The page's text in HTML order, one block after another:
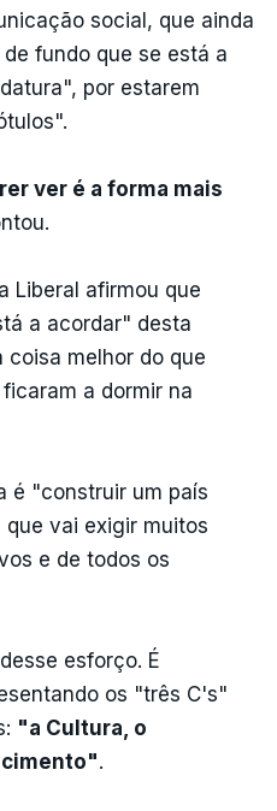
social, que ainda
fundo que se está a
por estarem
ver é a forma mais
Liberal afirmou que
a acordar" desta
melhor do que
a dormir na
é "construir um país
vai exigir muitos
e de todos os
esforço. É
os "três C's"
"a Cultura, o
.